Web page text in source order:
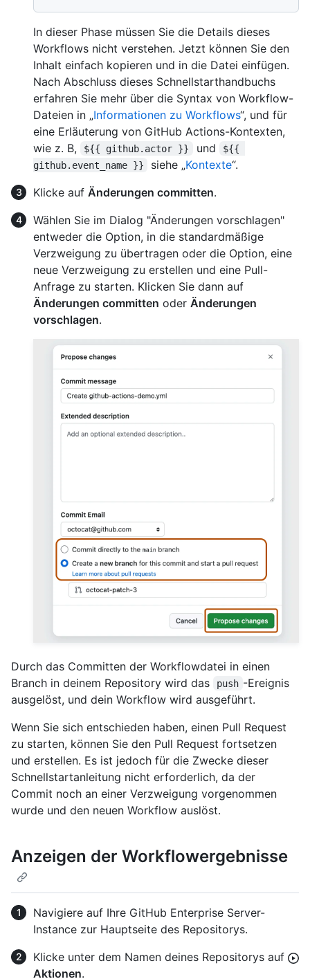
In dieser Phase müssen Sie die Details dieses
Workflows nicht verstehen. Jetzt können Sie den
Inhalt einfach kopieren und in die Datei einfügen.
Nach Abschluss dieses Schnellstarthandbuchs
erfahren Sie mehr über die Syntax von Workflow-
Dateien in „Informationen zu Workflows“, und für
eine Erläuterung von GitHub Actions-Kontexten,
wie z. B,
${{ github.actor }} und
${{
github.event_name }}
siehe „Kontexte“.
Klicke auf Änderungen committen.
Wählen Sie im Dialog "Änderungen vorschlagen"
entweder die Option, in die standardmäßige
Verzweigung zu übertragen oder die Option, eine
neue Verzweigung zu erstellen und eine Pull-
Anfrage zu starten. Klicken Sie dann auf
Änderungen committen oder Änderungen
vorschlagen.
Durch das Committen der Workflowdatei in einen
Branch in deinem Repository wird das
push -Ereignis
ausgelöst, und dein Workflow wird ausgeführt.
Wenn Sie sich entschieden haben, einen Pull Request
zu starten, können Sie den Pull Request fortsetzen
und erstellen. Es ist jedoch für die Zwecke dieser
Schnellstartanleitung nicht erforderlich, da der
Commit noch an einer Verzweigung vorgenommen
wurde und den neuen Workflow auslöst.
Anzeigen der Workflowergebnisse
Navigiere auf Ihre GitHub Enterprise Server-
Instance zur Hauptseite des Repositorys.
Klicke unter dem Namen deines Repositorys auf
Aktionen.